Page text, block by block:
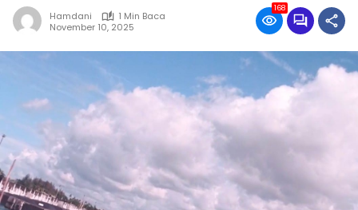
Hamdani
1 Min Baca
November 10, 2025
168